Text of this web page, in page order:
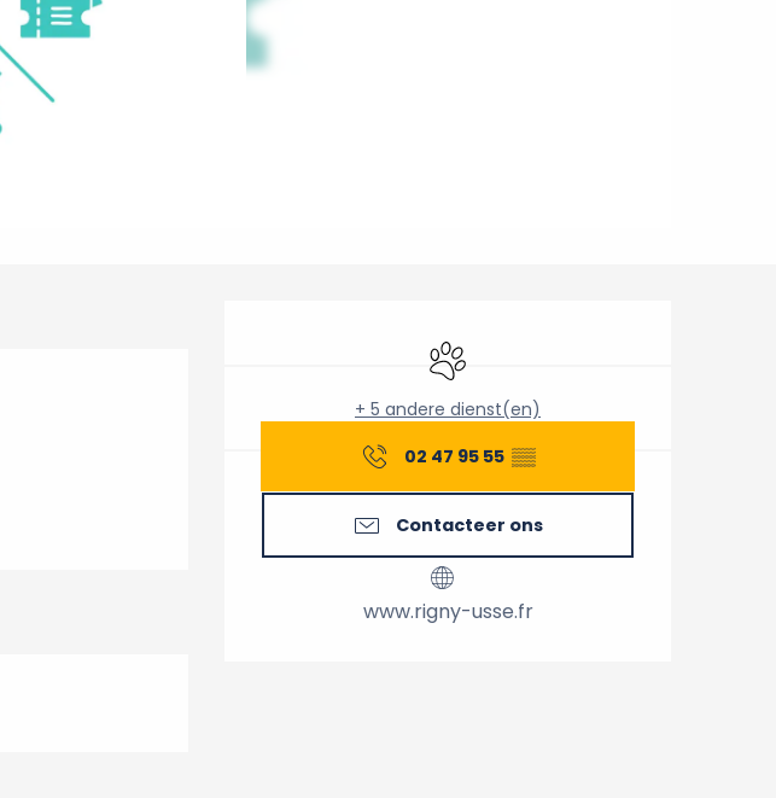
Openingstijden en
Dieren toegelaten
+ 5 andere dienst(en)
02 47 95 55 ▒▒
Contacteer ons
www.rigny-usse.fr